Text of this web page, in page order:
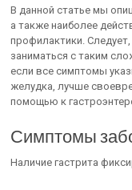
В данной статье мы
а также наиболее
профилактики.
заниматься с таким
если все симптомы
желудка, лучше
помощью к
Симптомы
Наличие гастрита